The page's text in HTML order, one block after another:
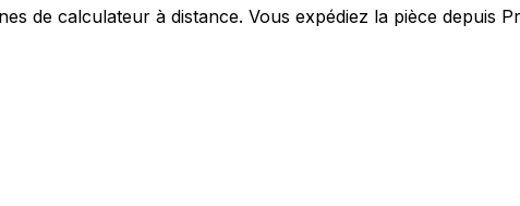
de calculateur à distance. Vous expédiez la pièce depuis